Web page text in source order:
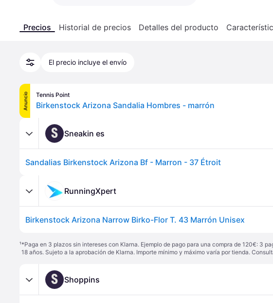
Precios Historial de precios Detalles del producto
El precio incluye el envío
Anuncio Tennis Point
Birkenstock Arizona Sandalia Hombres - marrón
S Sneakin es
Sandalias Birkenstock Arizona Bf - Marron - 37 Étroit
RunningXpert
Birkenstock Arizona Narrow Birko-Flor T. 43 Marrón Unisex
¹*Paga en 3 plazos sin intereses con Klarna. Ejemplo de pago para una compra de 120€: 3
18 años. Sujeto a la aprobación de Klarna. Importe mínimo y máximo varía por tienda.
S Shoppins